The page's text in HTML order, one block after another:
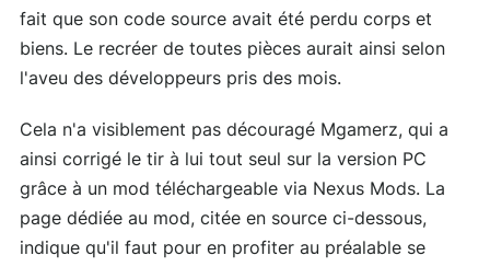
fait que son code source avait été perdu corps et
biens. Le recréer de toutes pièces aurait ainsi selon
l'aveu des développeurs pris des mois.
Cela n'a visiblement pas découragé Mgamerz, qui a
ainsi corrigé le tir à lui tout seul sur la version PC
grâce à un mod téléchargeable via Nexus Mods. La
page dédiée au mod, citée en source ci-dessous,
indique qu'il faut pour en profiter au préalable se